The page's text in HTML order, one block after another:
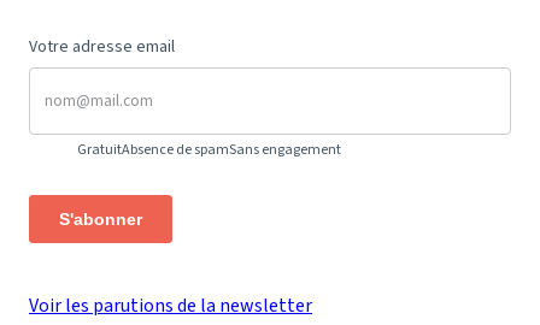
Votre adresse email
GratuitAbsence de spamSans engagement
S'abonner
Voir les parutions de la newsletter